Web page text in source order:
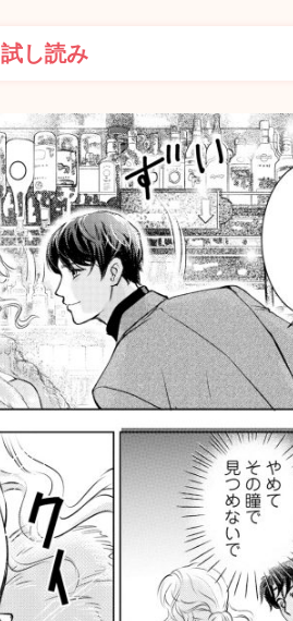
試し読み